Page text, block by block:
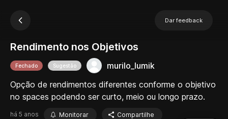
Dar feedback
Rendimento nos Objetivos
Fechado Sugestão
murilo_lumik
Opção de rendimentos diferentes conforme o objetivo
no spaces podendo ser curto, meio ou longo prazo.
há 5 anos Monitorar Compartilhe